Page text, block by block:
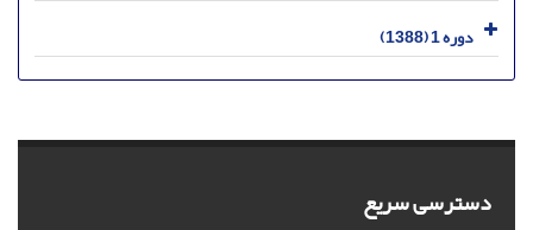
دوره 1 (1388)
دسترسی سریع